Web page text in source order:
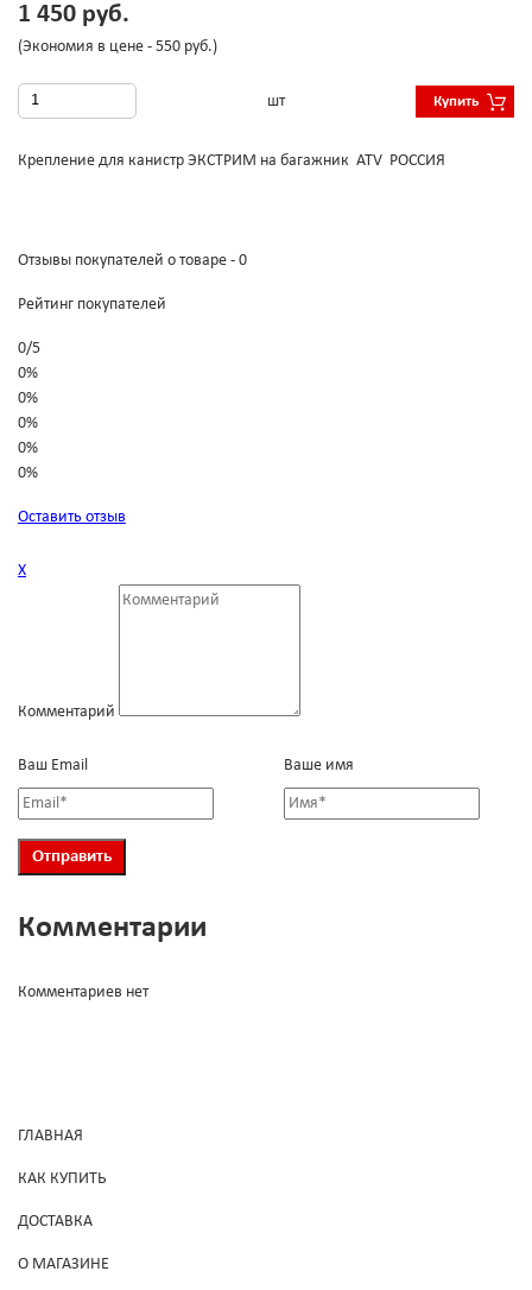
1 450 руб.
(Экономия в цене - 550 руб.)
шт Купить
Крепление для канистр ЭКСТРИМ на багажник ATV РОССИЯ
Отзывы покупателей о товаре - 0
Рейтинг покупателей
0/5
0%
0%
0%
0%
0%
Оставить отзыв
Х
Комментарий
Ваш Email Ваше имя
Комментарии
Комментариев нет
ГЛАВНАЯ
КАК КУПИТЬ
ДОСТАВКА
О МАГАЗИНЕ